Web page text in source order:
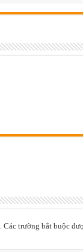
Các trường bắt buộc